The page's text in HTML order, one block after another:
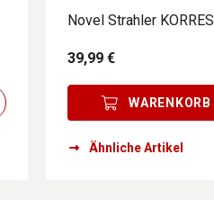
Novel Strahler KORRES
39,99 €
WARENKORB
Ähnliche Artikel